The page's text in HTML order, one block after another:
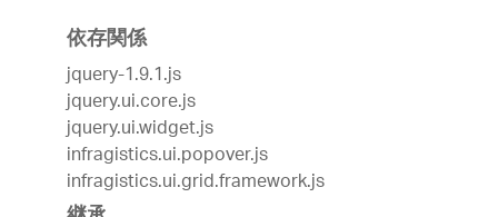
依存関係
jquery-1.9.1.js
jquery.ui.core.js
jquery.ui.widget.js
infragistics.ui.popover.js
infragistics.ui.grid.framework.js